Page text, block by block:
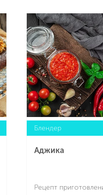
Блендер
Аджика
Рецепт